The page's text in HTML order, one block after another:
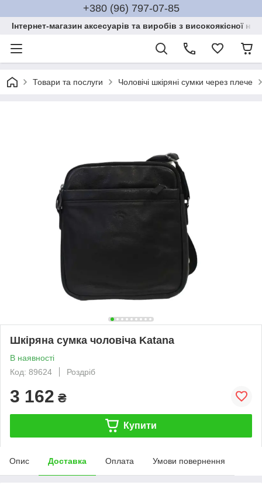
+380 (96) 797-07-85
Інтернет-магазин аксесуарів та виробів з високоякісної
Товари та послуги Чоловічі шкіряні сумки через плече
Шкіряна сумка чоловіча Katana
В наявності
Код: 89624
Роздріб
3 162 ₴
Купити
Опис Доставка Оплата Умови повернення